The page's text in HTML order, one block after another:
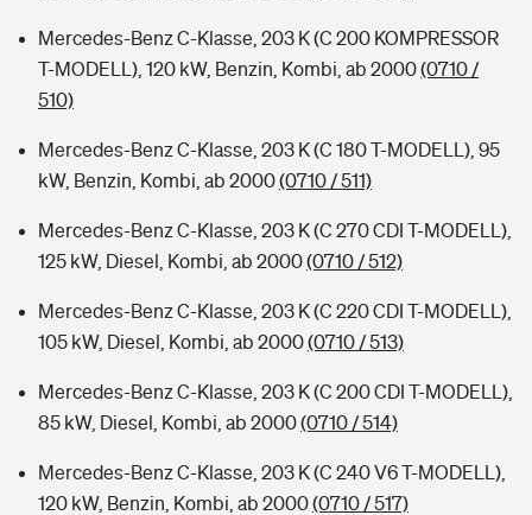
Mercedes-Benz C-Klasse, 203 K (C 200 KOMPRESSOR
T-MODELL), 120 kW, Benzin, Kombi, ab 2000(0710 /
510)
Mercedes-Benz C-Klasse, 203 K (C 180 T-MODELL), 95
kW, Benzin, Kombi, ab 2000(0710 / 511)
Mercedes-Benz C-Klasse, 203 K (C 270 CDI T-MODELL),
125 kW, Diesel, Kombi, ab 2000(0710 / 512)
Mercedes-Benz C-Klasse, 203 K (C 220 CDI T-MODELL),
105 kW, Diesel, Kombi, ab 2000(0710 / 513)
Mercedes-Benz C-Klasse, 203 K (C 200 CDI T-MODELL),
85 kW, Diesel, Kombi, ab 2000(0710 / 514)
Mercedes-Benz C-Klasse, 203 K (C 240 V6 T-MODELL),
120 kW, Benzin, Kombi, ab 2000(0710 / 517)